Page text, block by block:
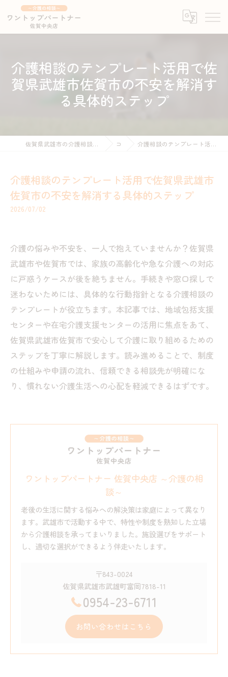
介護相談のテンプレート活用で佐
賀県武雄市佐賀市の不安を解消す
る具体的ステップ
佐賀県武雄市の介護相談ならワントップパートナー 佐賀中央店 ～介護の相談～ コラム 介護相談のテンプレート活用で佐賀県武雄市佐賀市の不安を解消する具体的ステップ
介護相談のテンプレート活用で佐賀県武雄市
佐賀市の不安を解消する具体的ステップ
2026/07/02
介護の悩みや不安を、一人で抱えていませんか？佐賀県
武雄市や佐賀市では、家族の高齢化や急な介護への対応
に戸惑うケースが後を絶ちません。手続きや窓口探しで
迷わないためには、具体的な行動指針となる介護相談の
テンプレートが役立ちます。本記事では、地域包括支援
センターや在宅介護支援センターの活用に焦点をあて、
佐賀県武雄市佐賀市で安心して介護に取り組めるための
ステップを丁寧に解説します。読み進めることで、制度
の仕組みや申請の流れ、信頼できる相談先が明確にな
り、慣れない介護生活への心配を軽減できるはずです。
ワントップパートナー 佐賀中央店 ～介護の相
談～
老後の生活に関する悩みへの解決策は家庭によって異なり
ます。武雄市で活動する中で、特性や制度を熟知した立場
から介護相談を承ってまいりました。施設選びをサポート
し、適切な選択ができるよう伴走いたします。
〒843-0024
佐賀県武雄市武雄町富岡7818-11
0954-23-6711
お問い合わせはこちら